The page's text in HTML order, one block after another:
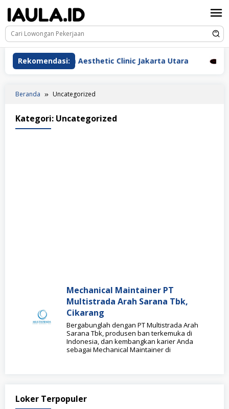
konten
Rekomendasi:
Beauderm Aesthetic Clinic Jakarta Utara
Beranda Uncategorized
Kategori: Uncategorized
Mechanical Maintainer PT
Multistrada Arah Sarana Tbk,
Cikarang
Bergabunglah dengan PT Multistrada Arah
Sarana Tbk, produsen ban terkemuka di
Indonesia, dan kembangkan karier Anda
sebagai Mechanical Maintainer di
Loker Terpopuler